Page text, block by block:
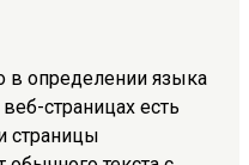
в определении языка
страницах есть
страницы